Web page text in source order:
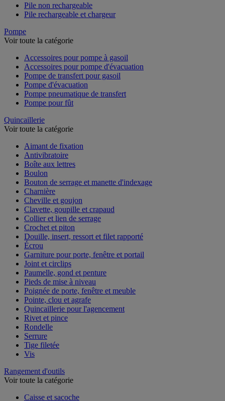
Pile non rechargeable
Pile rechargeable et chargeur
Pompe
Voir toute la catégorie
Accessoires pour pompe à gasoil
Accessoires pour pompe d'évacuation
Pompe de transfert pour gasoil
Pompe d'évacuation
Pompe pneumatique de transfert
Pompe pour fût
Quincaillerie
Voir toute la catégorie
Aimant de fixation
Antivibratoire
Boîte aux lettres
Boulon
Bouton de serrage et manette d'indexage
Charnière
Cheville et goujon
Clavette, goupille et crapaud
Collier et lien de serrage
Crochet et piton
Douille, insert, ressort et filet rapporté
Écrou
Garniture pour porte, fenêtre et portail
Joint et circlips
Paumelle, gond et penture
Pieds de mise à niveau
Poignée de porte, fenêtre et meuble
Pointe, clou et agrafe
Quincaillerie pour l'agencement
Rivet et pince
Rondelle
Serrure
Tige filetée
Vis
Rangement d'outils
Voir toute la catégorie
Caisse et sacoche